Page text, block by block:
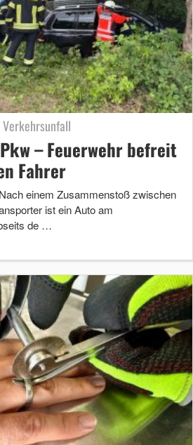
– Feuerwehr befreit
Fahrer
einem Zusammenstoß zwischen
ist ein Auto am
de …